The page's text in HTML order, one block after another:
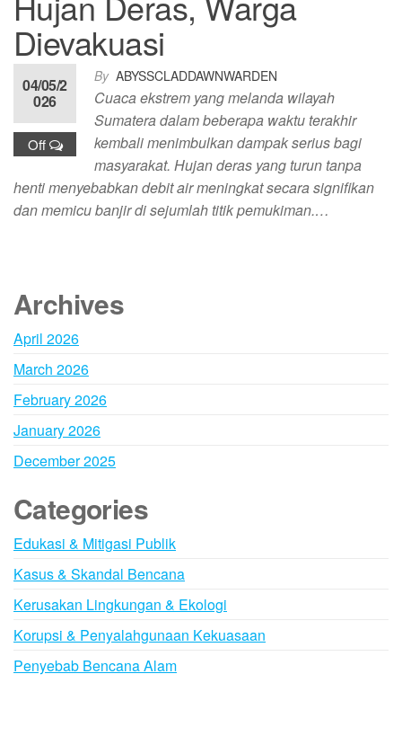
Dievakuasi
By ABYSSCLADDAWNWARDEN
04/05/2
026
Off
Cuaca ekstrem yang melanda wilayah
Sumatera dalam beberapa waktu terakhir
kembali menimbulkan dampak serius bagi
masyarakat. Hujan deras yang turun tanpa
henti menyebabkan debit air meningkat secara signifikan
dan memicu banjir di sejumlah titik pemukiman.…
Archives
April 2026
March 2026
February 2026
January 2026
December 2025
Categories
Edukasi & Mitigasi Publik
Kasus & Skandal Bencana
Kerusakan Lingkungan & Ekologi
Korupsi & Penyalahgunaan Kekuasaan
Penyebab Bencana Alam